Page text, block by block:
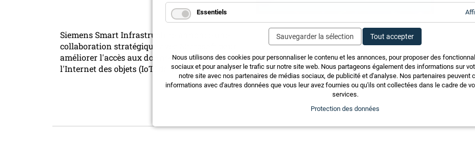
Siemens Smart Infrastructure annonce une
collaboration stratégique avec Microsoft pour
améliorer l'accès aux données issues de
l'Internet des objets (IoT) dans les bâtiments.
Essentiels
Sauvegarder la sélection Tout accepter
Nous utilisons des cookies pour personnaliser le contenu et les annonces, pour proposer des
sociaux et pour analyser le trafic sur notre site web. Nous partageons également des informations sur
notre site avec nos partenaires de médias sociaux, de publicité et d'analyse. Nos partenaires peuvent
informations avec d'autres données que vous leur avez fournies ou qu'ils ont collectées dans le cadre de
services.
Protection des données